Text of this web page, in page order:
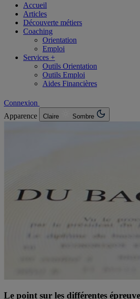
Accueil
Articles
Découverte métiers
Coaching
Orientation
Emploi
Services +
Outils Orientation
Outils Emploi
Aides Financières
Connexion
Apparence
Claire Sombre
Le point sur les différentes